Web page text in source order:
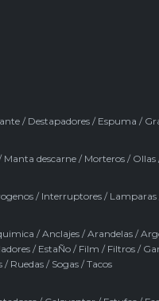
/ Destapadores / Espuma /
Manta descarne / Morteros / Ollas
/ Interruptores / Lamparas
/Anclajes /Arandelas /
/ EstaÑo / Film / Filtros /
/ Ruedas / Sogas /Tacos